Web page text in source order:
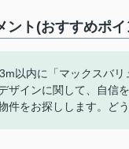
ント(おすすめポイ
以内に「マックスバ
ザインに関して、自信
件をお探しします。ど